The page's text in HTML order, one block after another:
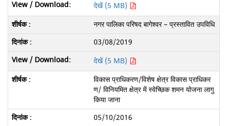
देखें (5 MB)
नगर पालिका परिषद बागेश्वर – प्रस्तावित उपविधि
03/08/2019
देखें (5 MB)
विकास प्राधिकरण/विशेष क्षेत्र विकास प्राधिकर
ण/ विनियमित क्षेत्र में स्वेच्छिक शमन योजना लागु
किया जाना
05/10/2016